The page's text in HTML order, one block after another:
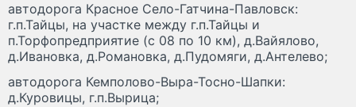
автодорога Красное Село-Гатчина-Павловск:
г.п.Тайцы, на участке между г.п.Тайцы и
п.Торфопредприятие (с 08 по 10 км), д.Вайялово,
д.Ивановка, д.Романовка, д.Пудомяги, д.Антелево;
автодорога Кемполово-Выра-Тосно-Шапки:
д.Куровицы, г.п.Вырица;